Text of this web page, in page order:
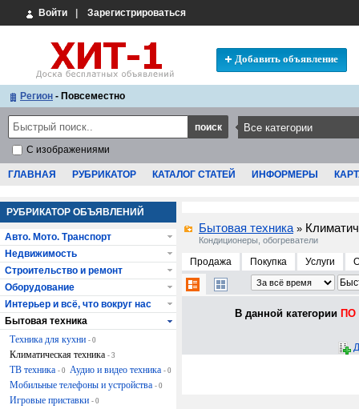
Войти Зарегистрироваться
Добавить объявление
Регион - Повсеместно
С изображениями
ГЛАВНАЯ РУБРИКАТОР КАТАЛОГ СТАТЕЙ ИНФОРМЕРЫ
Бытовая техника »
Кондиционеры, обогреватели
Продажа Покупка Услуги
В данной категории ПО
РУБРИКАТОР ОБЪЯВЛЕНИЙ
Авто. Мото. Транспорт
Недвижимость
Строительство и ремонт
Оборудование
Интерьер и всё, что вокруг нас
Бытовая техника
Техника для кухни - 0
Климатическая техника - 3
ТВ техника - 0 Аудио и видео техника - 0
Мобильные телефоны и устройства - 0
Игровые приставки - 0